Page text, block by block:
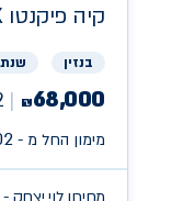
קיה פיקנטו LX
בנזין שנת 2021
₪68,000
מימון החל מ -